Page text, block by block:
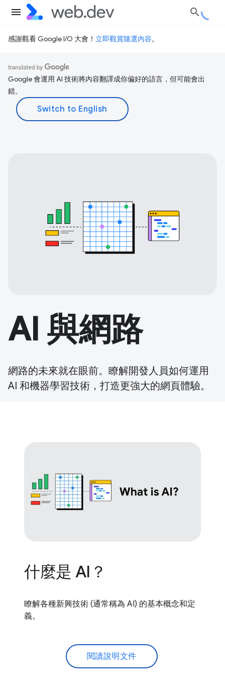
感謝觀看 Google I/O 大會！ 立即觀賞隨選內容。
Google 會運用 AI 技術將內容翻譯成你偏好的語言，但可能會出
錯。
AI 與網路
網路的未來就在眼前。瞭解開發人員如何運用
AI 和機器學習技術，打造更強大的網頁體驗。
什麼是 AI？
瞭解各種新興技術 (通常稱為 AI) 的基本概念和定
義。
閱讀說明文件